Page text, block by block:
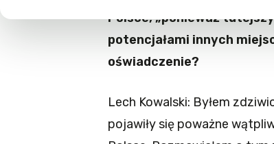
Polsce, „ponieważ
potencjałami innych
oświadczenie?
Lech Kowalski: Byłem
pojawiły się poważne